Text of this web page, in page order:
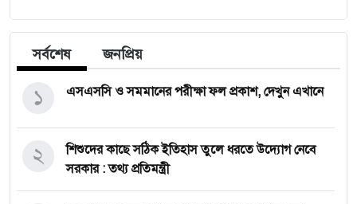
সর্বশেষ জনপ্রিয়
এসএসসি ও সমমানের পরীক্ষা ফল প্রকাশ, দেখুন এখানে
১
শিশুদের কাছে সঠিক ইতিহাস তুলে ধরতে উদ্যোগ নেবে
সরকার : তথ্য প্রতিমন্ত্রী
২